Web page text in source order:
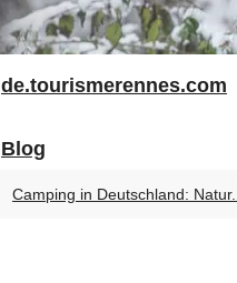
de.tourismerennes.com
Blog
Camping in Deutschland: Natur...